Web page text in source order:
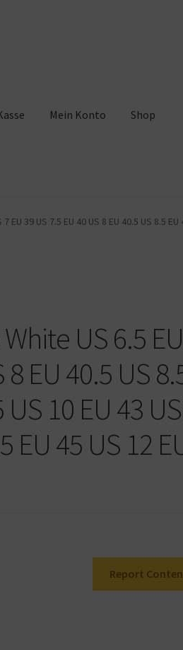
Mein Konto Shop
Warenkorb
39 US 7.5 EU 40 US 8 EU 40.5 US 8.5 EU
US 6.5 EU
EU 40.5 US
10 EU 43 US
EU 45 US 12
Report